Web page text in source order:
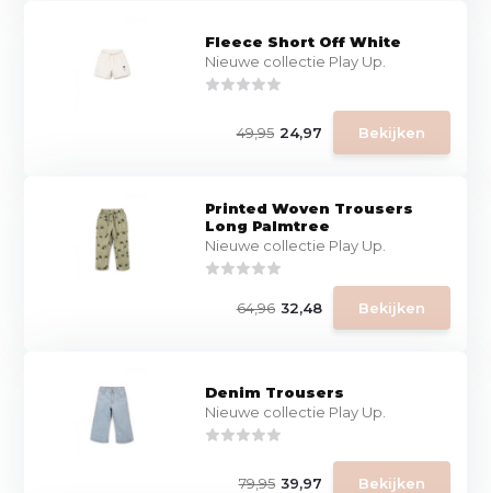
Fleece Short Off White
Nieuwe collectie Play Up.
49,95 24,97 Bekijken
Printed Woven Trousers
Long Palmtree
Nieuwe collectie Play Up.
64,96 32,48 Bekijken
Denim Trousers
Nieuwe collectie Play Up.
79,95 39,97 Bekijken